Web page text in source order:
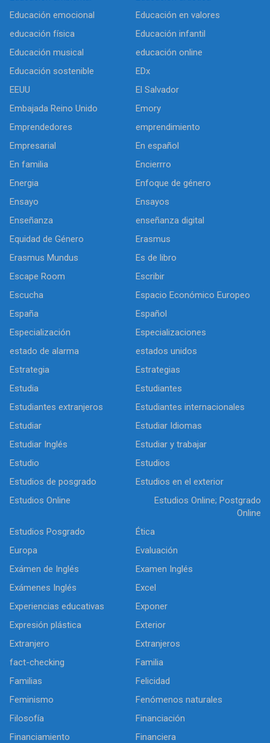
Educación emocional
Educación en valores
educación física
Educación infantil
Educación musical
educación online
Educación sostenible
EDx
EEUU
El Salvador
Embajada Reino Unido
Emory
Emprendedores
emprendimiento
Empresarial
En español
En familia
Encierrro
Energia
Enfoque de género
Ensayo
Ensayos
Enseñanza
enseñanza digital
Equidad de Género
Erasmus
Erasmus Mundus
Es de libro
Escape Room
Escribir
Escucha
Espacio Económico Europeo
España
Español
Especialización
Especializaciones
estado de alarma
estados unidos
Estrategia
Estrategias
Estudia
Estudiantes
Estudiantes extranjeros
Estudiantes internacionales
Estudiar
Estudiar Idiomas
Estudiar Inglés
Estudiar y trabajar
Estudio
Estudios
Estudios de posgrado
Estudios en el exterior
Estudios Online
Estudios Online; Postgrado
Online
Estudios Posgrado
Ética
Europa
Evaluación
Exámen de Inglés
Examen Inglés
Exámenes Inglés
Excel
Experiencias educativas
Exponer
Expresión plástica
Exterior
Extranjero
Extranjeros
fact-checking
Familia
Familias
Felicidad
Feminismo
Fenómenos naturales
Filosofía
Financiación
Financiamiento
Financiera